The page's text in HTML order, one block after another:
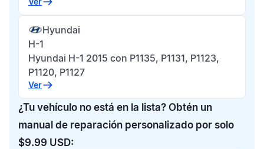
Hyundai
H-1
Hyundai H-1 2015 con P1135, P1131, P1123,
P1120, P1127
Ver
¿Tu vehículo no está en la lista? Obtén un
manual de reparación personalizado por solo
$9.99 USD: